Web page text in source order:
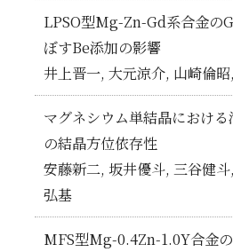
LPSO型Mg-Zn-Gd系合金の
ぼすBe添加の影響
井上晋一, 大元涼介, 山崎倫
マグネシウム単結晶における
の結晶方位依存性
安藤新二, 坂井優斗, 三谷健
弘基
MFS型Mg-0.4Zn-1.0Y合金